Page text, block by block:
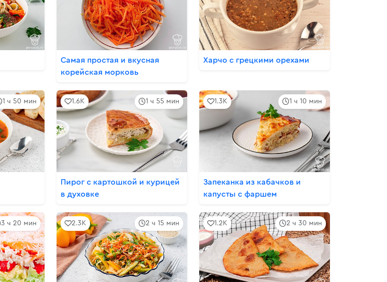
Самая простая и вкусная
корейская морковь
Харчо с грецкими орехами
1 ч 50 мин 1 ч 55 мин
1.6K
Пирог с картошкой и курицей
в духовке
1 ч 10 мин
1.3K
Запеканка из кабачков и
капусты с фаршем
3 ч 20 мин 2 ч 15 мин
2.3K 2 ч 30 мин
1.2K